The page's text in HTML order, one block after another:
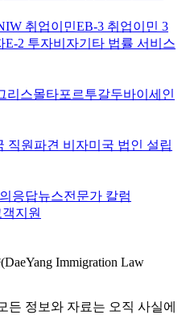
취업이민EB-3 취업이민 3
E-2 투자비자기타 법률 서비스
리스몰타포르투갈두바이 세인
직원파견 비자미국 법인 설립
응답뉴스전문가 칼럼
객지원
Immigration Law
든 정보와 자료는 오직 사실에